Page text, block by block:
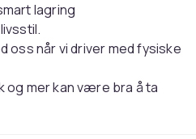
lagring
oss når vi driver med fysiske
og mer kan være bra å ta